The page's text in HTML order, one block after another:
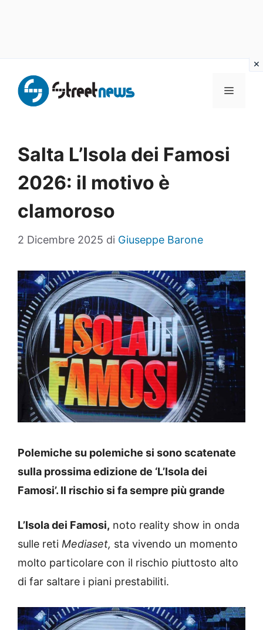
contenuto
MENU
Salta L’Isola dei Famosi
2026: il motivo è
clamoroso
2 Dicembre 2025 di Giuseppe Barone
Polemiche su polemiche si sono scatenate
sulla prossima edizione de ‘L’Isola dei
Famosi’. Il rischio si fa sempre più grande
L’Isola dei Famosi, noto reality show in onda
sulle reti Mediaset, sta vivendo un momento
molto particolare con il rischio piuttosto alto
di far saltare i piani prestabiliti.